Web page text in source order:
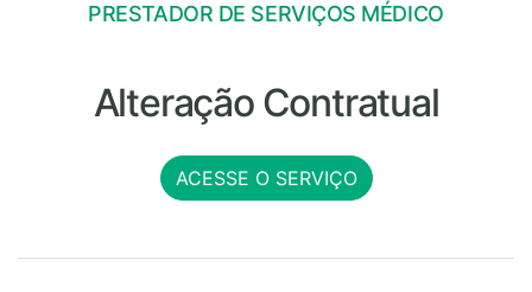
PRESTADOR DE SERVIÇOS MÉDICO
Alteração Contratual
ACESSE O SERVIÇO